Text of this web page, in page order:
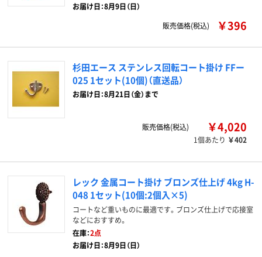
お届け日：8月9日（日）
販売価格(税込)
￥396
杉田エース ステンレス回転コート掛け FFー
025 1セット(10個)（直送品）
お届け日：8月21日（金）まで
販売価格(税込) ￥4,020
1個あたり ￥402
レック 金属コート掛け ブロンズ仕上げ 4kg H-
048 1セット(10個:2個入×5)
コートなど重いものに最適です。ブロンズ仕上げで応接室
などにおすすめ。
在庫：2点
お届け日：8月9日（日）